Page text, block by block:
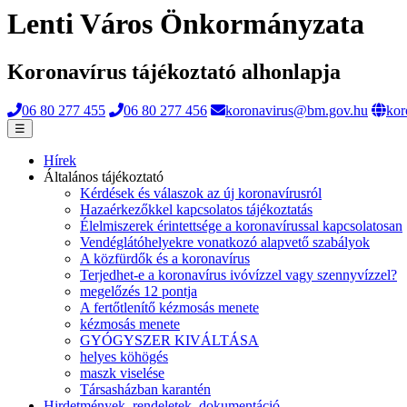
Lenti Város Önkormányzata
Koronavírus tájékoztató alhonlapja
06 80 277 455 06 80 277 456 koronavirus@bm.gov.hu
☰
Hírek
Általános tájékoztató
Kérdések és válaszok az új koronavírusról
Hazaérkezőkkel kapcsolatos tájékoztatás
Élelmiszerek érintettsége a koronavírussal kapcsolatosan
Vendéglátóhelyekre vonatkozó alapvető szabályok
A közfürdők és a koronavírus
Terjedhet-e a koronavírus ivóvízzel vagy szennyvízzel?
megelőzés 12 pontja
A fertőtlenítő kézmosás menete
kézmosás menete
GYÓGYSZER KIVÁLTÁSA
helyes köhögés
maszk viselése
Társasházban karantén